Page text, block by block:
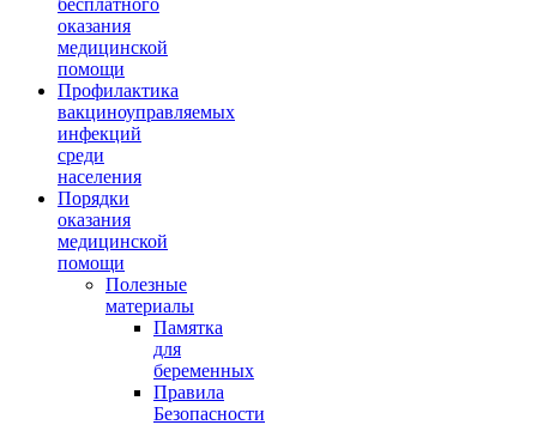
оказания
медицинской
помощи
Профилактика
вакциноуправляемых
инфекций
среди
населения
Порядки
оказания
медицинской
помощи
Полезные
материалы
Памятка
для
беременных
Правила
Безопасности